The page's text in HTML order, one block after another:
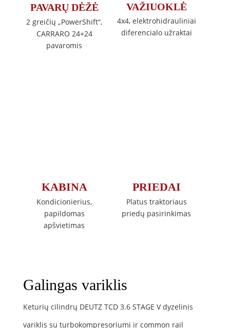
PAVARŲ DĖŽĖ
2 greičių „PowerShift“,
CARRARO 24+24
pavaromis
VAŽIUOKLĖ
4x4, elektrohidrauliniai
diferencialo užraktai
KABINA
Kondicionierius,
papildomas
apšvietimas
PRIEDAI
Platus traktoriaus
priedų pasirinkimas
Galingas variklis
Keturių cilindrų DEUTZ TCD 3.6 STAGE V dyzelinis
variklis su turbokompresoriumi ir common rail